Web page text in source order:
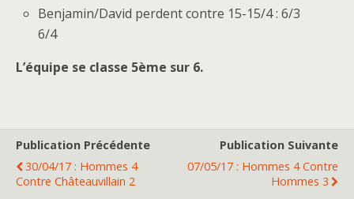
Benjamin/David perdent contre 15-15/4 : 6/3
6/4
L’équipe se classe 5ème sur 6.
Publication Précédente
30/04/17 : Hommes 4
Contre Châteauvillain 2
Publication Suivante
07/05/17 : Hommes 4 Contre
Hommes 3